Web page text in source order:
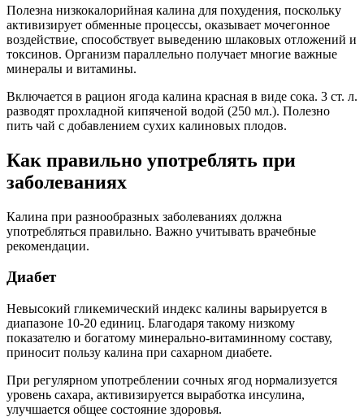
Полезна низкокалорийная калина для похудения, поскольку
активизирует обменные процессы, оказывает мочегонное
воздействие, способствует выведению шлаковых отложений и
токсинов. Организм параллельно получает многие важные
минералы и витамины.
Включается в рацион ягода калина красная в виде сока. 3 ст. л.
разводят прохладной кипяченой водой (250 мл.). Полезно
пить чай с добавлением сухих калиновых плодов.
Как правильно употреблять при
заболеваниях
Калина при разнообразных заболеваниях должна
употребляться правильно. Важно учитывать врачебные
рекомендации.
Диабет
Невысокий гликемический индекс калины варьируется в
диапазоне 10-20 единиц. Благодаря такому низкому
показателю и богатому минерально-витаминному составу,
приносит пользу калина при сахарном диабете.
При регулярном употреблении сочных ягод нормализуется
уровень сахара, активизируется выработка инсулина,
улучшается общее состояние здоровья.